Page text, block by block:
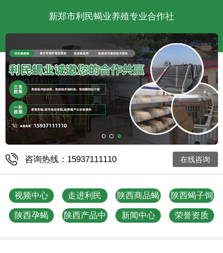
新郑市利民蝎业养殖专业合作社
咨询热线：15937111110 在线咨询
视频中心 走进利民 陕西商品蝎
陕西蝎子饲
料
陕西孕蝎
陕西产品中
新闻中心 荣誉资质